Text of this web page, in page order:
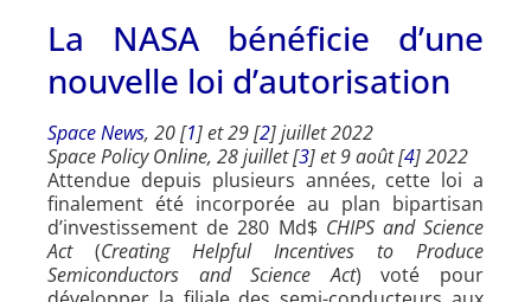
La NASA bénéficie d’une
nouvelle loi d’autorisation
Space News, 20 [1] et 29 [2] juillet 2022
Space Policy Online, 28 juillet [3] et 9 août [4] 2022
Attendue depuis plusieurs années, cette loi a
finalement été incorporée au plan bipartisan
d’investissement de 280 Md$ CHIPS and Science
Act(Creating Helpful Incentives to Produce
Semiconductors and Science Act) voté pour